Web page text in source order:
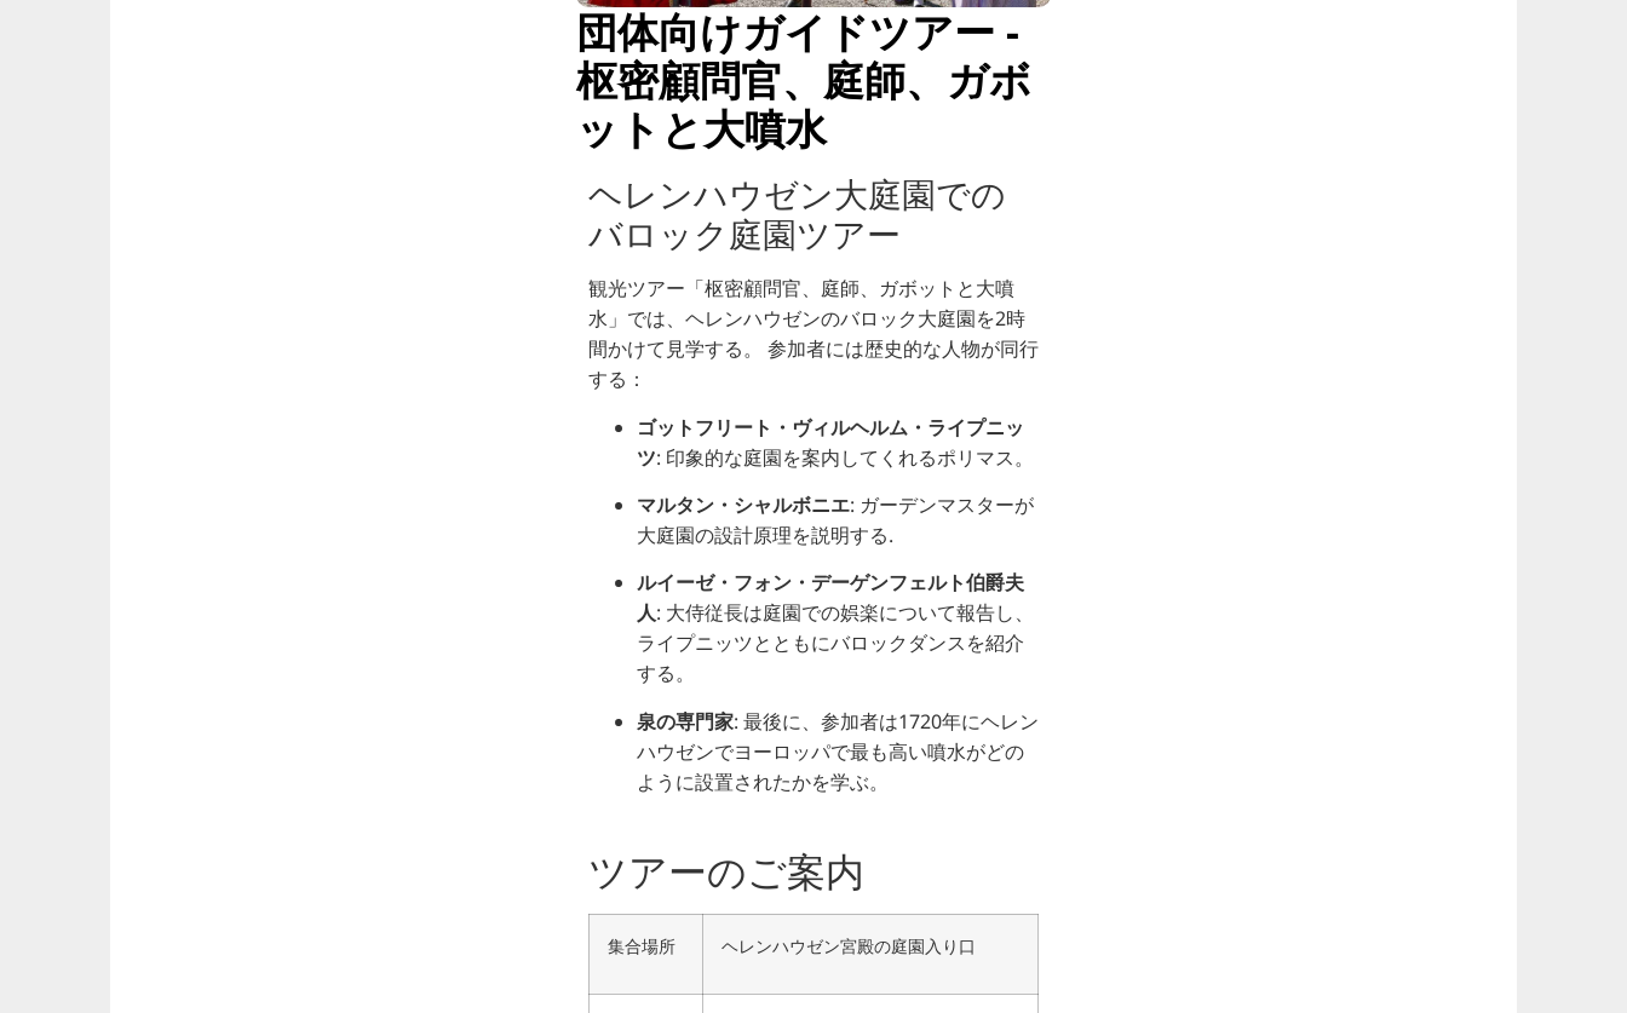
団体向けガイドツアー -
枢密顧問官、庭師、ガボ
ットと大噴水
ヘレンハウゼン大庭園での
バロック庭園ツアー
観光ツアー「枢密顧問官、庭師、ガボットと大噴
水」では、ヘレンハウゼンのバロック大庭園を2時
間かけて見学する。
参加者には歴史的な人物が同行
する：
ゴットフリート・ヴィルヘルム・ライプニッ
ツ: 印象的な庭園を案内してくれるポリマス。
マルタン・シャルボニエ: ガーデンマスターが
大庭園の設計原理を説明する.
ルイーゼ・フォン・デーゲンフェルト伯爵夫
人: 大侍従長は庭園での娯楽について報告し、
ライプニッツとともにバロックダンスを紹介
する。
泉の専門家: 最後に、参加者は1720年にヘレン
ハウゼンでヨーロッパで最も高い噴水がどの
ように設置されたかを学ぶ。
ツアーのご案内
集合場所 ヘレンハウゼン宮殿の庭園入り口